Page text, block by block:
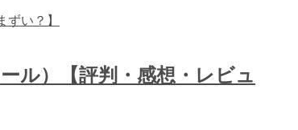
ル）【評判・感想・レビュ